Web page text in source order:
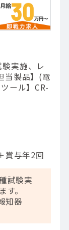
実施、レ
当製品】(電
ール】CR-
賞与年2回
試験実
。
知器